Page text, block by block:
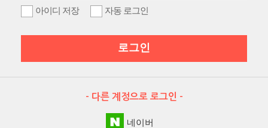
아이디 저장 자동 로그인
로그인
- 다른 계정으로 로그인 -
네이버